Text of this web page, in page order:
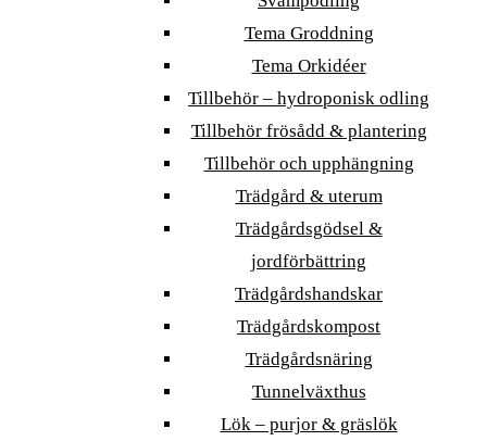
Tema Groddning
Tema Orkidéer
Tillbehör – hydroponisk odling
Tillbehör frösådd & plantering
Tillbehör och upphängning
Trädgård & uterum
Trädgårdsgödsel &
jordförbättring
Trädgårdshandskar
Trädgårdskompost
Trädgårdsnäring
Tunnelväxthus
Lök – purjor & gräslök